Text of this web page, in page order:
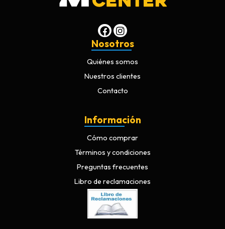
Nosotros
Quiénes somos
Nuestros clientes
Contacto
Información
Cómo comprar
Términos y condiciones
Preguntas frecuentes
Libro de reclamaciones